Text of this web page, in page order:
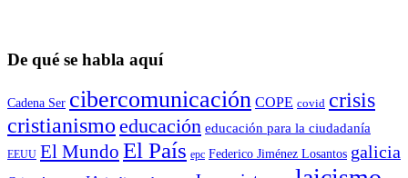
De qué se habla aquí
Cadena Ser cibercomunicación COPE covid crisis
cristianismo educación educación para la ciudadaní­a
EEUU El Mundo El País epc Federico Jiménez Losantos galicia